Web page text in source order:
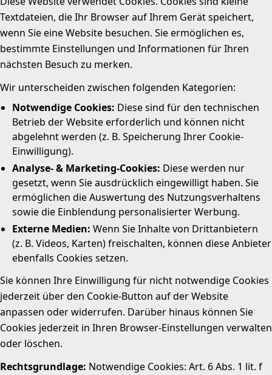
Textdateien, die Ihr Browser auf Ihrem Gerät speichert,
wenn Sie eine Website besuchen. Sie ermöglichen es,
bestimmte Einstellungen und Informationen für Ihren
nächsten Besuch zu merken.
Wir unterscheiden zwischen folgenden Kategorien:
Notwendige Cookies: Diese sind für den technischen
Betrieb der Website erforderlich und können nicht
abgelehnt werden (z. B. Speicherung Ihrer Cookie-
Einwilligung).
Analyse- & Marketing-Cookies: Diese werden nur
gesetzt, wenn Sie ausdrücklich eingewilligt haben. Sie
ermöglichen die Auswertung des Nutzungsverhaltens
sowie die Einblendung personalisierter Werbung.
Externe Medien: Wenn Sie Inhalte von Drittanbietern
(z. B. Videos, Karten) freischalten, können diese Anbieter
ebenfalls Cookies setzen.
Sie können Ihre Einwilligung für nicht notwendige Cookies
jederzeit über den Cookie-Button auf der Website
anpassen oder widerrufen. Darüber hinaus können Sie
Cookies jederzeit in Ihren Browser-Einstellungen verwalten
oder löschen.
Rechtsgrundlage: Notwendige Cookies: Art. 6 Abs. 1 lit. f